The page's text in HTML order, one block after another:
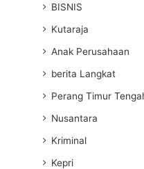
BISNIS
Kutaraja
Anak Perusahaan
berita Langkat
Perang Timur
Nusantara
Kriminal
Kepri